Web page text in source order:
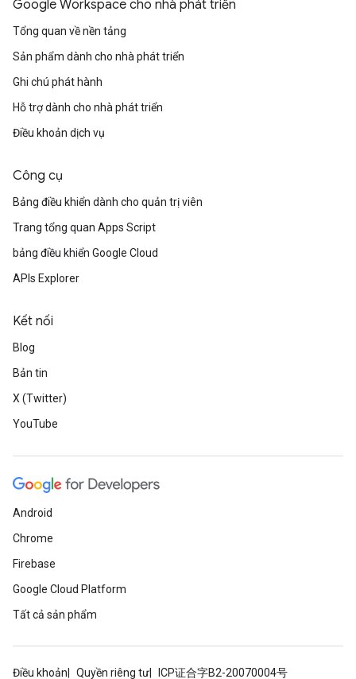
Google Workspace cho nhà phát triển
Tổng quan về nền tảng
Sản phẩm dành cho nhà phát triển
Ghi chú phát hành
Hỗ trợ dành cho nhà phát triển
Điều khoản dịch vụ
Công cụ
Bảng điều khiển dành cho quản trị viên
Trang tổng quan Apps Script
bảng điều khiển Google Cloud
APIs Explorer
Kết nối
Blog
Bản tin
X (Twitter)
YouTube
Android
Chrome
Firebase
Google Cloud Platform
Tất cả sản phẩm
Điều khoản Quyền riêng tư ICP证合字B2-20070004号